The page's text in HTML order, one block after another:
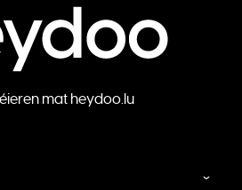
mat heydoo.lu